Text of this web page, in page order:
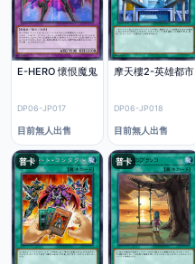
E-HERO 懷恨魔鬼
DP06-JP017
目前無人出售
摩天樓2-英雄都市
DP06-JP018
目前無人出售
普卡 普卡